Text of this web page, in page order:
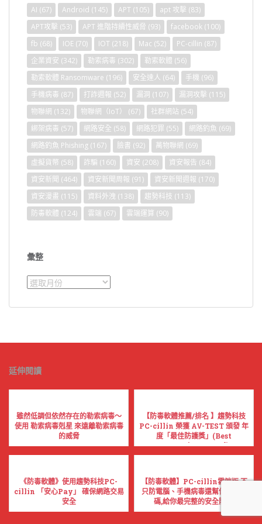
AI (67) Android (145) APT (105) apt 攻擊 (83)
APT攻擊 (53) APT 進階持續性威脅 (93) facebook (100)
fb (68) IOE (70) IOT (218) Mac (52) PC-cillin (87)
企業資安 (342) 勒索病毒 (302) 勒索軟體 (56)
勒索軟體 Ransomware (196) 安全達人 (64) 手機 (96)
手機病毒 (87) 打詐週報 (52) 漏洞 (107) 漏洞攻擊 (115)
物聯網 (132) 物聯網（IoT） (67) 社群網站 (54)
綁架病毒 (57) 網路安全 (58) 網路犯罪 (55) 網路釣魚 (69)
網路釣魚 Phishing (167) 臉書 (92) 萬物聯網 (69)
虛擬貨幣 (58) 詐騙 (160) 資安 (208) 資安報告 (84)
資安新聞 (464) 資安新聞周報 (91) 資安新聞週報 (170)
資安漫畫 (115) 資料外洩 (138) 趨勢科技 (113)
防毒軟體 (124) 雲端 (67) 雲端運算 (90)
彙整
彙
延伸閱讀
雖然低調但依然存在的勒索病毒～
使用 勒索病毒剋星 來遠離勒索病毒
的威脅
【防毒軟體推薦/排名 】趨勢科技
PC-cillin 榮獲 AV-TEST 頒發 年
度「最佳防護獎」(Best
Protection Award)
《防毒軟體》使用趨勢科技PC-
cillin 「安心Pay」 確保網路交易
安全
【防毒軟體】PC-cillin雲端版 不
只防電腦、手機病毒還幫你保護密
碼,給你最完整的安全防護!